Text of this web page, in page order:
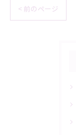
< 前のページ